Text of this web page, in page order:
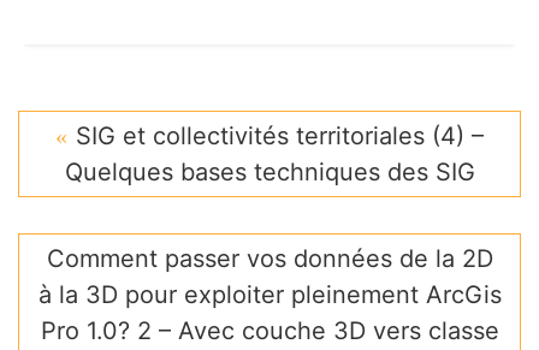
SIG et collectivités territoriales (4) –
Quelques bases techniques des SIG
Comment passer vos données de la 2D
à la 3D pour exploiter pleinement ArcGis
Pro 1.0? 2 – Avec couche 3D vers classe